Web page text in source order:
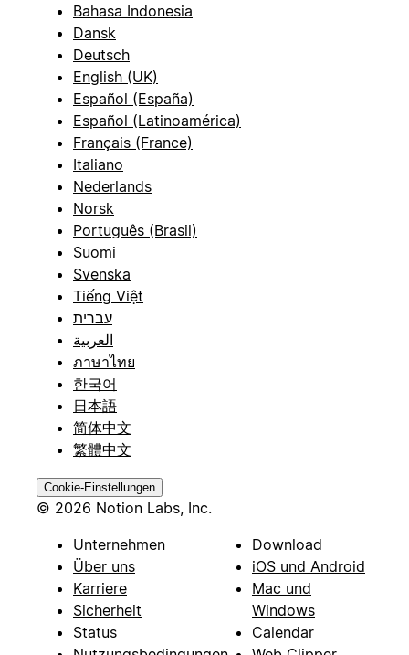
Bahasa Indonesia
Dansk
Deutsch
English (UK)
Español (España)
Español (Latinoamérica)
Français (France)
Italiano
Nederlands
Norsk
Português (Brasil)
Suomi
Svenska
Tiếng Việt
עברית
العربية
ภาษาไทย
한국어
日本語
简体中文
繁體中文
Cookie-Einstellungen
© 2026 Notion Labs, Inc.
Unternehmen
Über uns
Karriere
Sicherheit
Status
Download
iOS und Android
Mac und
Windows
Calendar